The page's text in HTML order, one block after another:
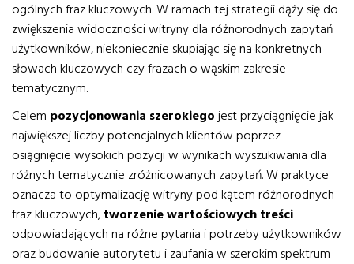
ogólnych fraz kluczowych. W ramach tej strategii dąży się do
zwiększenia widoczności witryny dla różnorodnych zapytań
użytkowników, niekoniecznie skupiając się na konkretnych
słowach kluczowych czy frazach o wąskim zakresie
tematycznym.
Celem pozycjonowania szerokiego jest przyciągnięcie jak
największej liczby potencjalnych klientów poprzez
osiągnięcie wysokich pozycji w wynikach wyszukiwania dla
różnych tematycznie zróżnicowanych zapytań. W praktyce
oznacza to optymalizację witryny pod kątem różnorodnych
fraz kluczowych, tworzenie wartościowych treści
odpowiadających na różne pytania i potrzeby użytkowników
oraz budowanie autorytetu i zaufania w szerokim spektrum